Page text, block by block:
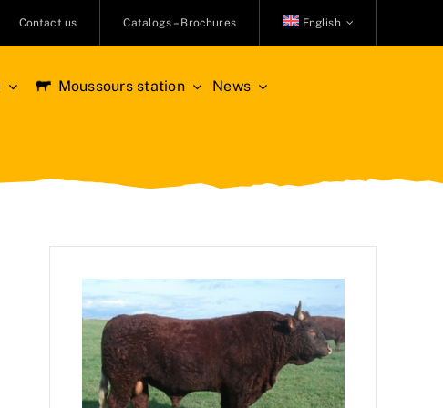
Contact us Catalogs – Brochures English
Moussours station News